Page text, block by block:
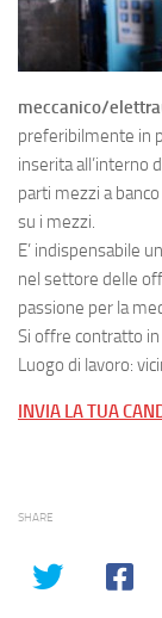
meccanico/
preferibilmente in
inserita all’interno
parti mezzi a
su i mezzi.
E’ indispensabile
nel settore delle
passione per la
Si offre contratto
Luogo di lavoro:
INVIA LA TUA
SHARE